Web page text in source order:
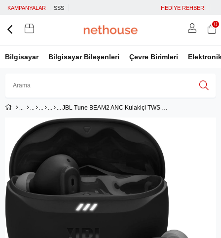
KAMPANYALAR SSS HEDİYE REHBERİ
Bilgisayar Bilgisayar Bileşenleri Çevre Birimleri
Facebook İle Bağlan
Google İle Bağlan
0
JBL Tune BEAM2 ANC Kulakiçi TWS Kulaklık, Siyah